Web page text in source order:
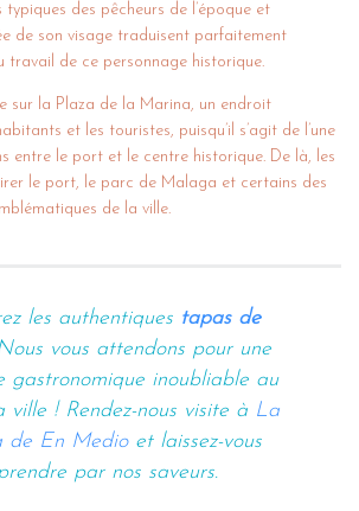
typiques des pêcheurs de l’époque et
de son visage traduisent parfaitement
travail de ce personnage historique.
sur la Plaza de la Marina, un endroit
et les touristes, puisqu’il s’agit de l’une
entre le port et le centre historique. De là, les
le port, le parc de Malaga et certains des
de la ville.
les authentiques tapas de
vous attendons pour une
gastronomique inoubliable au
! Rendez-nous visite à La
de En Medioet laissez-vous
par nos saveurs.